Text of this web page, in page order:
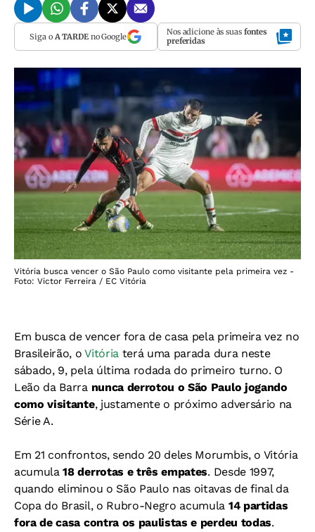
Siga o A TARDEno Google Nos adicione às suas fontes
preferidas
Vitória busca vencer o São Paulo como visitante pela primeira vez -
Foto: Victor Ferreira / EC Vitória
Em busca de vencer fora de casa pela primeira vez no
Brasileirão, oVitóriaterá uma parada dura neste
sábado, 9, pela última rodada do primeiro turno. O
Leão da Barra nunca derrotou o São Paulo jogando
como visitante, justamente o próximo adversário na
Série A.
Em 21 confrontos, sendo 20 deles Morumbis, o Vitória
acumula18 derrotas e três empates. Desde 1997,
quando eliminou o São Paulo nas oitavas de final da
Copa do Brasil, o Rubro-Negro acumula 14 partidas
fora de casa contra os paulistas e perdeu todas.